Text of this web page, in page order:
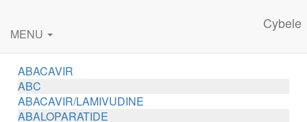
Cybele
MENU
ABACAVIR
ABC
ABACAVIR/LAMIVUDINE
ABALOPARATIDE